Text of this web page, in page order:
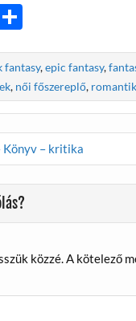
za
m
e
g
fantasy,epic fantasy,
, női főszereplő,
Könyv – kritika
közzé.A kötelező